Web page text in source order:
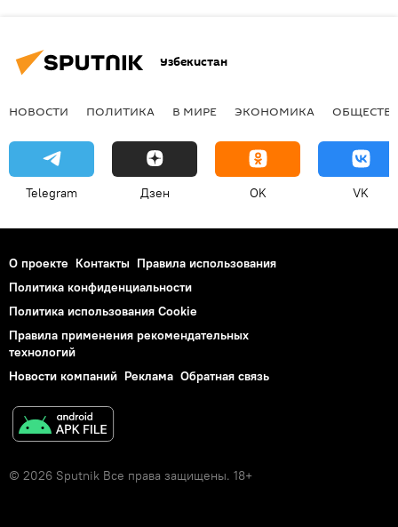
Узбекистан
НОВОСТИ ПОЛИТИКА В МИРЕ ЭКОНОМИКА
Telegram Дзен OK VK
О проекте Контакты Правила использования
Политика конфиденциальности
Политика использования Cookie
Правила применения рекомендательных
технологий
Новости компаний Реклама Обратная связь
© 2026 Sputnik Все права защищены. 18+